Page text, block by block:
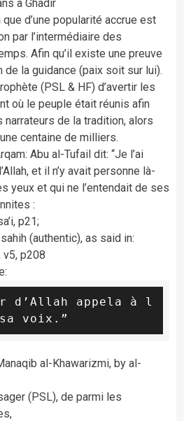
à Ghadir
que d’une popularité accrue est
par l’intermédiaire des
Afin qu’il existe une preuve
de la guidance (paix soit sur lui).
(PSL & HF) d’avertir les
où le peuple était réunis afin
de la tradition, alors
centaine de milliers.
Abu al-Tufail dit: “Je l’ai
et il n’y avait personne là-
yeux et qui ne l’entendait de ses
:
p21;
(authentic), as said in:
v5, p208
voix.”
al-Khawarizmi, by al-
(PSL), de parmi les